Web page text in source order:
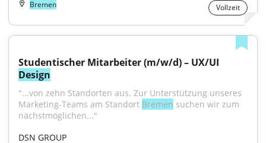
Bremen Vollzeit
Design
"...von zehn Standorten aus. Zur Unterstützung unseres
Marketing-Teams am Standort Bremen suchen wir zum
nächstmöglichen..."
DSN GROUP